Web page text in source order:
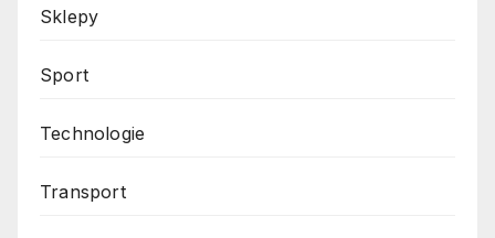
Sklepy
Sport
Technologie
Transport